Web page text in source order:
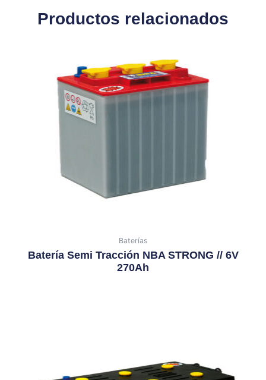
Productos relacionados
Baterías
Batería Semi Tracción NBA STRONG // 6V
270Ah